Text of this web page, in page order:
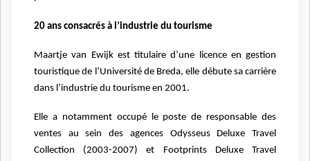
20 ans consacrés à l’industrie du tourisme
Maartje van Ewijk est titulaire d’une licence en gestion
touristique de l’Université de Breda, elle débute sa carrière
dans l’industrie du tourisme en 2001.
Elle a notamment occupé le poste de responsable des
ventes au sein des agences Odysseus Deluxe Travel
Collection (2003-2007) et Footprints Deluxe Travel